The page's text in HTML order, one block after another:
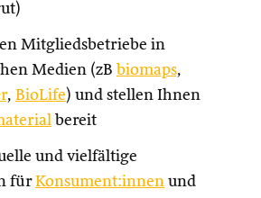
Mitgliedsbetriebe in
Medien (zB biomaps,
, BioLife) und stellen Ihnen
bereit
und vielfältige
fürKonsument:innen und